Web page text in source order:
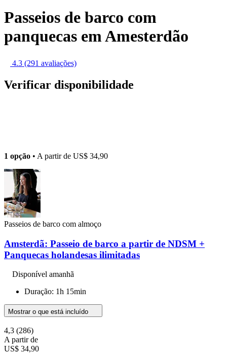
Passeios de barco com
panquecas em Amesterdão
4.3 (291 avaliações)
Verificar disponibilidade
1 opção • A partir de US$ 34,90
Passeios de barco com almoço
Amsterdã: Passeio de barco a partir de NDSM +
Panquecas holandesas ilimitadas
Disponível amanhã
Duração: 1h 15min
Mostrar o que está incluído
4,3 (286)
A partir de
US$ 34,90